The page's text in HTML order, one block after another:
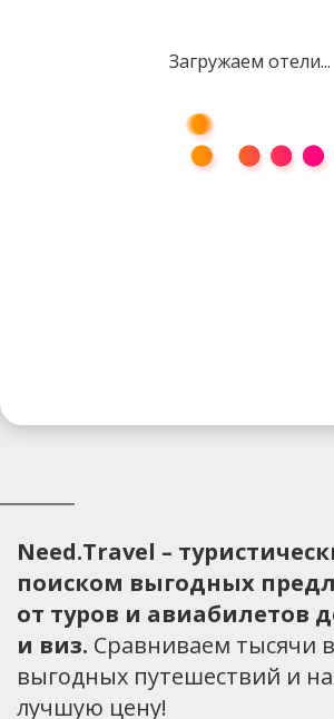
Загружаем отели...
Need.Travel –
поиском выгодных
от туров и авиабилетов
и виз. Сравниваем тысячи
выгодных путешествий и
лучшую цену!